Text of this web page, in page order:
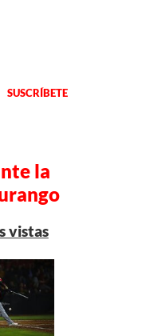
SUSCRÍBETE
la
vistas